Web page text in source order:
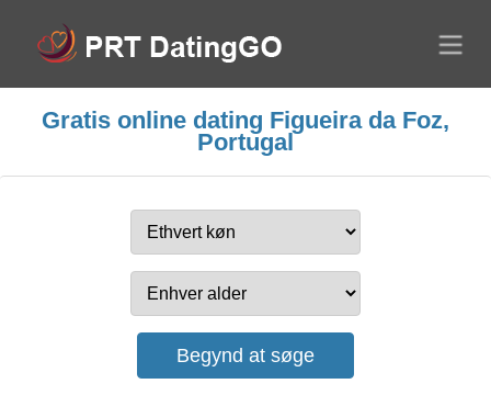
Gratis online dating Figueira da Foz,
Portugal